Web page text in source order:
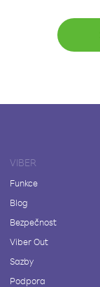
VIBER
Funkce
Blog
Bezpečnost
Viber Out
Sazby
Podpora